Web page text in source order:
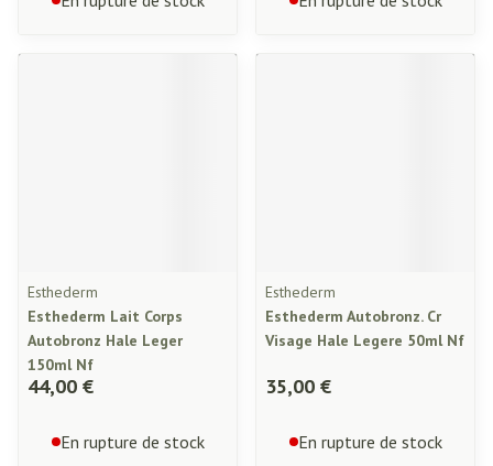
Esthederm
Esthederm Lait Corps
Autobronz Hale Leger
150ml Nf
44,00 €
En rupture de stock
Esthederm
Esthederm Autobronz. Cr
Visage Hale Legere 50ml Nf
35,00 €
En rupture de stock